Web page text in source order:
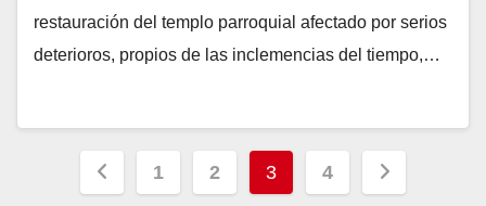
restauración del templo parroquial afectado por serios
deterioros, propios de las inclemencias del tiempo,…
Paginación
1 2 3 4